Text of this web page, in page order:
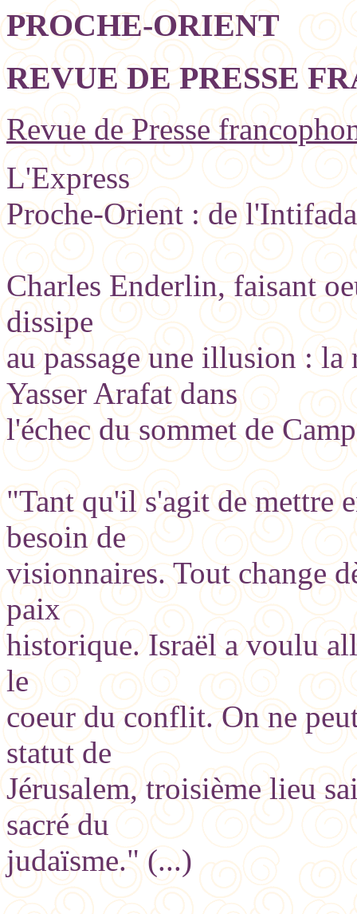
PROCHE-ORIENT
REVUE DE PRESSE
Revue de Presse
L'Express
Proche-Orient : de
Charles Enderlin, faisant
dissipe
au passage une illusion :
Yasser Arafat dans
l'échec du sommet de
"Tant qu'il s'agit de mettre
besoin de
visionnaires. Tout change
paix
historique. Israël a voulu
le
coeur du conflit. On ne
statut de
Jérusalem, troisième lieu
sacré du
judaïsme." (...)